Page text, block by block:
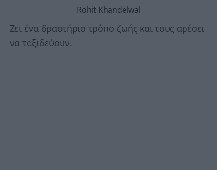
Rohit Khandelwal
Ζει ένα δραστήριο τρόπο ζωής και τους αρέσει
να ταξιδεύουν.